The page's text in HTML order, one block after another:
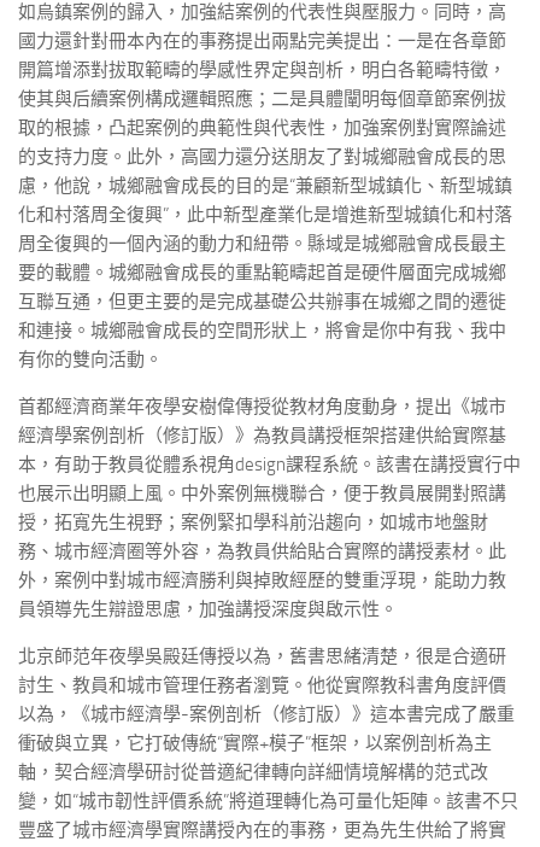
如烏鎮案例的歸入，加強結案例的代表性與壓服力。同時，高
國力還針對冊本內在的事務提出兩點完美提出：一是在各章節
開篇增添對拔取範疇的學感性界定與剖析，明白各範疇特徵，
使其與后續案例構成邏輯照應；二是具體闡明每個章節案例拔
取的根據，凸起案例的典範性與代表性，加強案例對實際論述
的支持力度。此外，高國力還分送朋友了對城鄉融會成長的思
慮，他說，城鄉融會成長的目的是“兼顧新型城鎮化、新型城鎮
化和村落周全復興”，此中新型產業化是增進新型城鎮化和村落
周全復興的一個內涵的動力和紐帶。縣域是城鄉融會成長最主
要的載體。城鄉融會成長的重點範疇起首是硬件層面完成城鄉
互聯互通，但更主要的是完成基礎公共辦事在城鄉之間的遷徙
和連接。城鄉融會成長的空間形狀上，將會是你中有我、我中
有你的雙向活動。
首都經濟商業年夜學安樹偉傳授從教材角度動身，提出《城市
經濟學案例剖析（修訂版）》為教員講授框架搭建供給實際基
本，有助于教員從體系視角design課程系統。該書在講授實行中
也展示出明顯上風。中外案例無機聯合，便于教員展開對照講
授，拓寬先生視野；案例緊扣學科前沿趨向，如城市地盤財
務、城市經濟圈等外容，為教員供給貼合實際的講授素材。此
外，案例中對城市經濟勝利與掉敗經歷的雙重浮現，能助力教
員領導先生辯證思慮，加強講授深度與啟示性。
北京師范年夜學吳殿廷傳授以為，舊書思緒清楚，很是合適研
討生、教員和城市管理任務者瀏覽。他從實際教科書角度評價
以為，《城市經濟學-案例剖析（修訂版）》這本書完成了嚴重
衝破與立異，它打破傳統“實際+模子”框架，以案例剖析為主
軸，契合經濟學研討從普適紀律轉向詳細情境解構的范式改
變，如“城市韌性評價系統”將道理轉化為可量化矩陣。該書不只
豐盛了城市經濟學實際講授內在的事務，更為先生供給了將實